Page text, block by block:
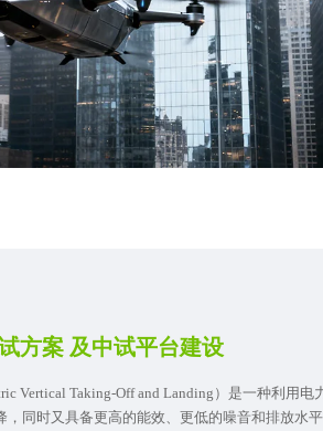
方案 及中试平台建设
Vertical Taking-Off and Landing）是一种利用电
同时又具备更高的能效、更低的噪音和排放水